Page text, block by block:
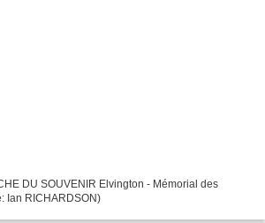
DU SOUVENIR Elvington - Mémorial des
Ian RICHARDSON)